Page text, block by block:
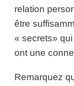
relation
être
« secrets»
ont une
Remarquez